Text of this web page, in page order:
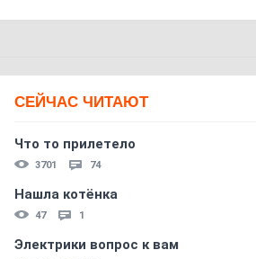
СЕЙЧАС ЧИТАЮТ
Что то прилетело
3701 74
Нашла котёнка
47 1
Электрики вопрос к вам